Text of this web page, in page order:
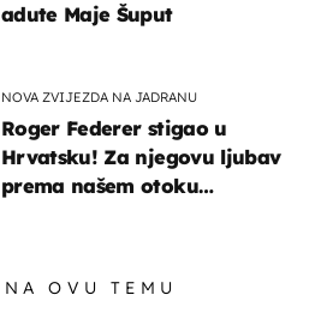
adute Maje Šuput
NOVA ZVIJEZDA NA JADRANU
Roger Federer stigao u
Hrvatsku! Za njegovu ljubav
prema našem otoku
NA OVU TEMU